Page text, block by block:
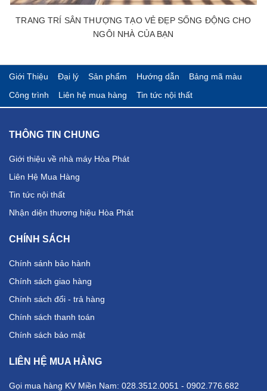
TRANG TRÍ SÂN THƯỢNG TẠO VẺ ĐẸP SỐNG ĐỘNG CHO
NGÔI NHÀ CỦA BẠN
Giới Thiệu Đại lý Sản phẩm Hướng dẫn
Bảng mã màu
Công trình
Liên hệ mua hàng Tin tức nội thất
THÔNG TIN CHUNG
Giới thiệu về nhà máy Hòa Phát
Liên Hệ Mua Hàng
Tin tức nội thất
Nhận diện thương hiệu Hòa Phát
CHÍNH SÁCH
Chính sánh bảo hành
Chính sách giao hàng
Chính sách đổi - trả hàng
Chính sách thanh toán
Chính sách bảo mật
LIÊN HỆ MUA HÀNG
Gọi mua hàng KV Miền Nam: 028.3512.0051 - 0902.776.682